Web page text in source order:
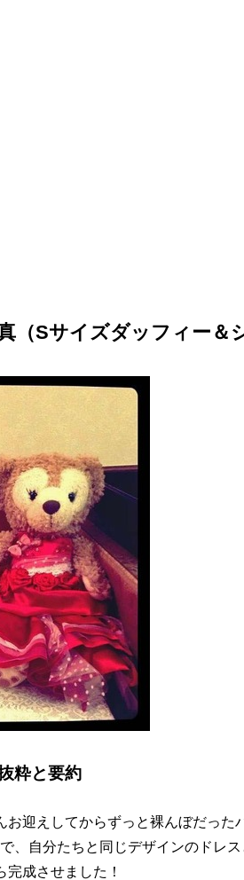
（Sサイズダッフィー＆
粋と要約
お迎えしてからずっと裸んぼだった
、自分たちと同じデザインのドレ
成させました！